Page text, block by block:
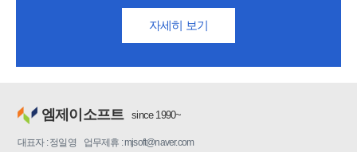
자세히 보기
엠제이소프트 since 1990~
대표자 : 정일영 업무제휴 : mjsoft@naver.com